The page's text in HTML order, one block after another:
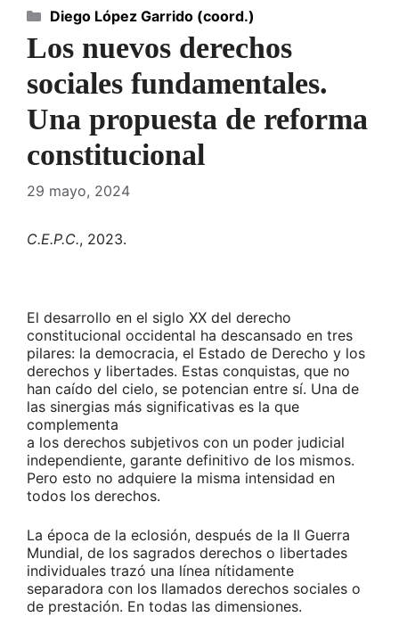
Los nuevos derechos
sociales fundamentales.
Una propuesta de reforma
constitucional
29 mayo, 2024
C.E.P.C., 2023.
El desarrollo en el siglo XX del derecho
constitucional occidental ha descansado en tres
pilares: la democracia, el Estado de Derecho y los
derechos y libertades. Estas conquistas, que no
han caído del cielo, se potencian entre sí. Una de
las sinergias más significativas es la que
complementa
a los derechos subjetivos con un poder judicial
independiente, garante definitivo de los mismos.
Pero esto no adquiere la misma intensidad en
todos los derechos.
La época de la eclosión, después de la II Guerra
Mundial, de los sagrados derechos o libertades
individuales trazó una línea nítidamente
separadora con los llamados derechos sociales o
de prestación. En todas las dimensiones.
Categorías
Diego López Garrido (coord.)